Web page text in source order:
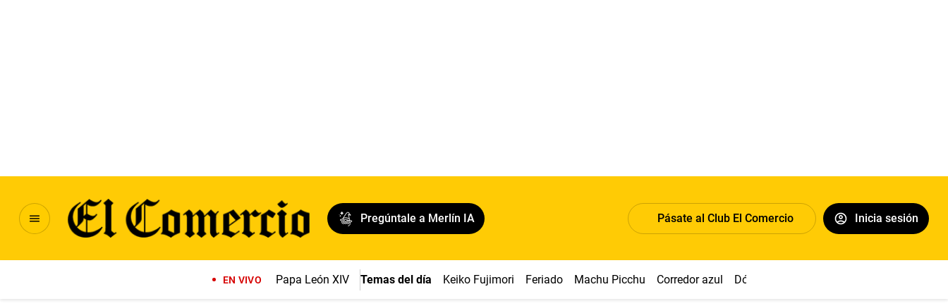
Pregúntale a Merlín IA Pásate al Club El Comercio Inicia sesión
EN VIVO Papa León XIV Temas del día Keiko Fujimori Feriado Machu Picchu Corredor azul Dólar